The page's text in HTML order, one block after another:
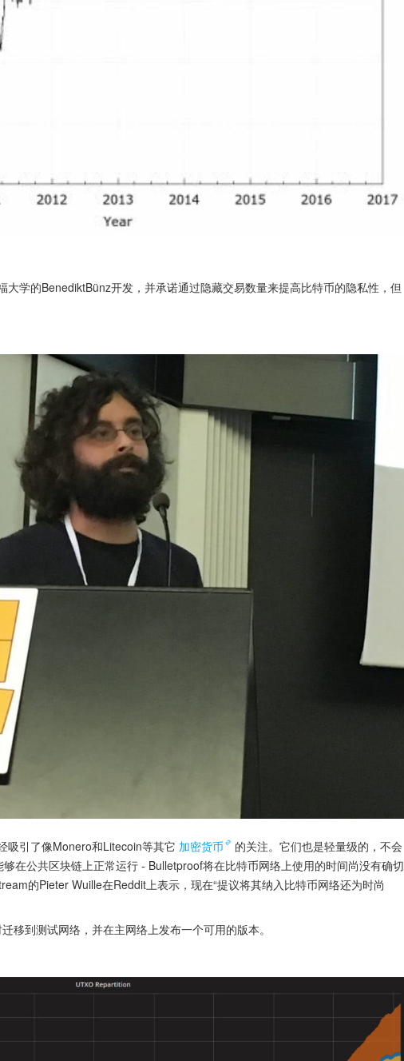
学的BenediktBünz开发，并承诺通过隐藏交易数量来提高比特币的隐私性，但
吸引了像Monero和Litecoin等其它 加密货币
的关注。它们也是轻量级的，不会
在公共区块链上正常运行 - Bulletproof将在比特币网络上使用的时间尚没有确切
的Pieter Wuille在Reddit上表示，现在“提议将其纳入比特币网络还为时尚
移到测试网络，并在主网络上发布一个可用的版本。